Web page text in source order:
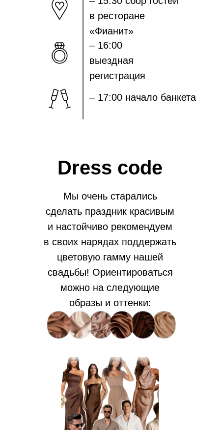
_______________
в ресторане
«Фианит»
– 16:00
выездная
регистрация
– 17:00 начало банкета
Dress code
Мы очень старались
сделать праздник красивым
и настойчиво рекомендуем
в своих нарядах поддержать
цветовую гамму нашей
свадьбы! Ориентироваться
можно на следующие
образы и оттенки: